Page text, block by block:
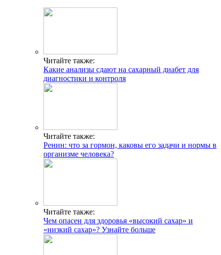
Читайте также:
Какие анализы сдают на сахарный диабет для
диагностики и контроля
Читайте также:
Ренин: что за гормон, каковы его задачи и нормы в
организме человека?
Читайте также:
Чем опасен для здоровья «высокий сахар» и
«низкий сахар»? Узнайте больше